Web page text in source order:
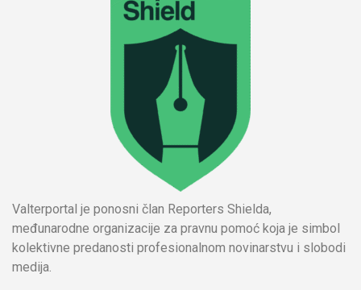
Valterportal je ponosni član Reporters Shielda,
međunarodne organizacije za pravnu pomoć koja je simbol
kolektivne predanosti profesionalnom novinarstvu i slobodi
medija.